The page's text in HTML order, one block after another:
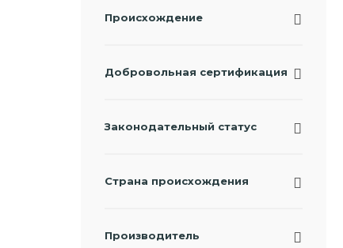
Происхождение
Добровольная сертификация
Законодательный статус
Страна происхождения
Производитель